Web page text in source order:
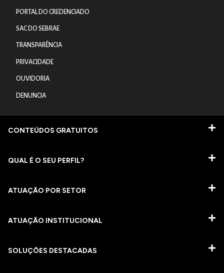
PORTAL DO CREDENCIADO
SAC DO SEBRAE
TRANSPARÊNCIA
PRIVACIDADE
OUVIDORIA
DENUNCIA
CONTEÚDOS GRATUITOS
QUAL É O SEU PERFIL?
ATUAÇÃO POR SETOR
ATUAÇÃO INSTITUCIONAL
SOLUÇÕES DESTACADAS